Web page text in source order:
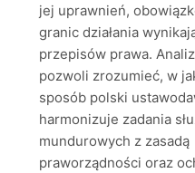
jej uprawnień,
granic działania
przepisów prawa.
pozwoli zrozumieć, w
sposób polski
harmonizuje zadania
mundurowych z zasadą
praworządności oraz